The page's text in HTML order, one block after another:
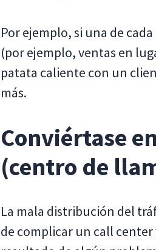
Por ejemplo, si una de
(por ejemplo, ventas en
patata caliente con un
más.
Conviértase
(centro de
La mala distribución del
de complicar un call center